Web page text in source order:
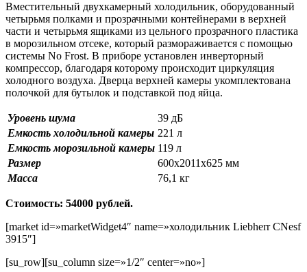
Вместительный двухкамерный холодильник, оборудованный
четырьмя полками и прозрачными контейнерами в верхней
части и четырьмя ящиками из цельного прозрачного пластика
в морозильном отсеке, который размораживается с помощью
системы No Frost. В приборе установлен инверторный
компрессор, благодаря которому происходит циркуляция
холодного воздуха. Дверца верхней камеры укомплектована
полочкой для бутылок и подставкой под яйца.
Уровень шума
39 дБ
Емкость холодильной камеры 221 л
Емкость морозильной камеры 119 л
Размер
600х2011х625 мм
Масса
76,1 кг
Стоимость: 54000 рублей.
[market id=»marketWidget4″ name=»холодильник Liebherr CNesf
3915″]
[su_row][su_column size=»1/2″ center=»no»]